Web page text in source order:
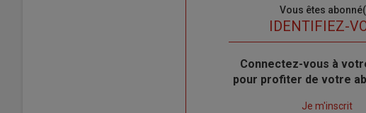
Vous êtes
IDENTIFIEZ-
Body
Connectez-vous à
pour profiter de votre
Je m'inscrit